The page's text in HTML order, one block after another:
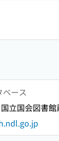
ース
立国会図書館